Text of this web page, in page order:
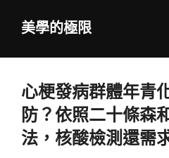
美學的極限
心梗發病群體年青
防？依照二十條森
法，核酸檢測還需